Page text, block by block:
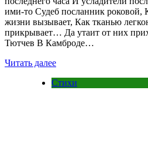
ими-то Судеб посланник роковой,
жизни вызывает, Как тканью
прикрывает… Да утаит от них
Тютчев В Камброде…
Читать далее
Стихи